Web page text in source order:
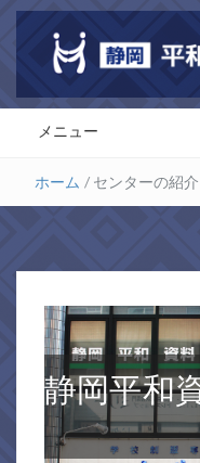
メニュー
ホーム / センターの紹介
静岡平和